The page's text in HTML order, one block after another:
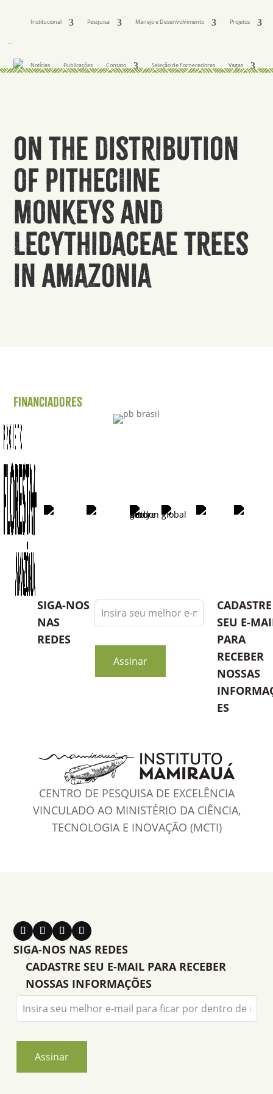
Institucional Pesquisa Manejo e Desenvolvimento Projetos
Notícias Publicações Contato Seleção de Fornecedores Vagas
On the distribution
of Pitheciine
monkeys and
Lecythidaceae trees
in Amazonia
Financiadores
SIGA-NOS
NAS
REDES
Leave
this
blank
Assinar
CADASTRE
SEU E-
PARA
RECEBER
NOSSAS
ES
CENTRO DE PESQUISA DE EXCELÊNCIA
VINCULADO AO MINISTÉRIO DA CIÊNCIA,
TECNOLOGIA E INOVAÇÃO (MCTI)
SIGA-NOS NAS REDES
CADASTRE SEU E-MAIL PARA RECEBER
NOSSAS INFORMAÇÕES
Leave
this
blank
Assinar